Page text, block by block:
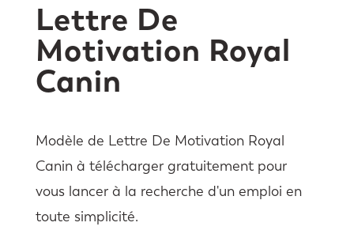
Lettre De
Motivation Royal
Canin
Modèle de Lettre De Motivation Royal
Canin à télécharger gratuitement pour
vous lancer à la recherche d'un emploi en
toute simplicité.